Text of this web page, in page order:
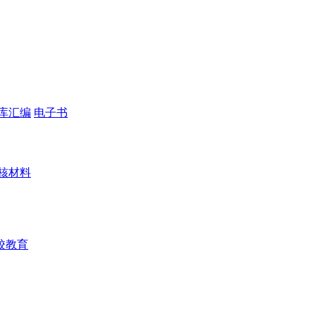
汇编 电子书
材料
教育